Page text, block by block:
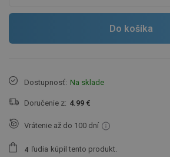
Do košíka
Dostupnosť: Na sklade
Doručenie z: 4.99 €
Vrátenie až do 100 dní
4 ľudia kúpil tento produkt.